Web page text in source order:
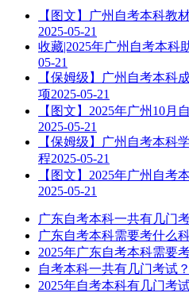
【图文】广州自考本科教
2025-05-21
收藏|2025年广州自考本科
05-21
【保姆级】广州自考本科
项2025-05-21
【图文】2025年广州10月
2025-05-21
【保姆级】广州自考本科
程2025-05-21
【图文】2025年广州自考
2025-05-21
广东自考本科一共有几门
广东自考本科需要考什么
2025年广东自考本科需要
自考本科一共有几门考试？
2025年自考本科有几门考